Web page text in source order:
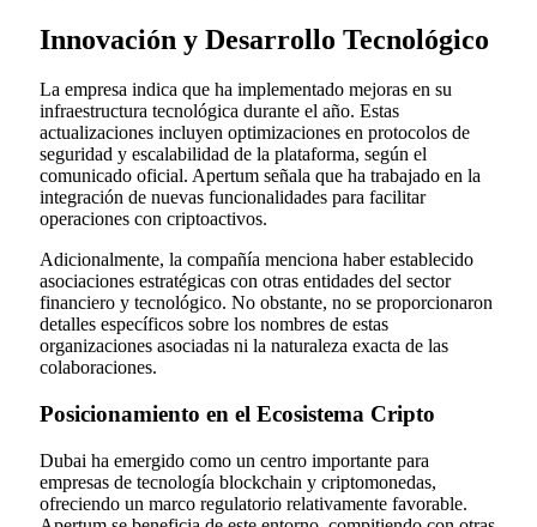
Innovación y Desarrollo Tecnológico
La empresa indica que ha implementado mejoras en su
infraestructura tecnológica durante el año. Estas
actualizaciones incluyen optimizaciones en protocolos de
seguridad y escalabilidad de la plataforma, según el
comunicado oficial. Apertum señala que ha trabajado en la
integración de nuevas funcionalidades para facilitar
operaciones con criptoactivos.
Adicionalmente, la compañía menciona haber establecido
asociaciones estratégicas con otras entidades del sector
financiero y tecnológico. No obstante, no se proporcionaron
detalles específicos sobre los nombres de estas
organizaciones asociadas ni la naturaleza exacta de las
colaboraciones.
Posicionamiento en el Ecosistema Cripto
Dubai ha emergido como un centro importante para
empresas de tecnología blockchain y criptomonedas,
ofreciendo un marco regulatorio relativamente favorable.